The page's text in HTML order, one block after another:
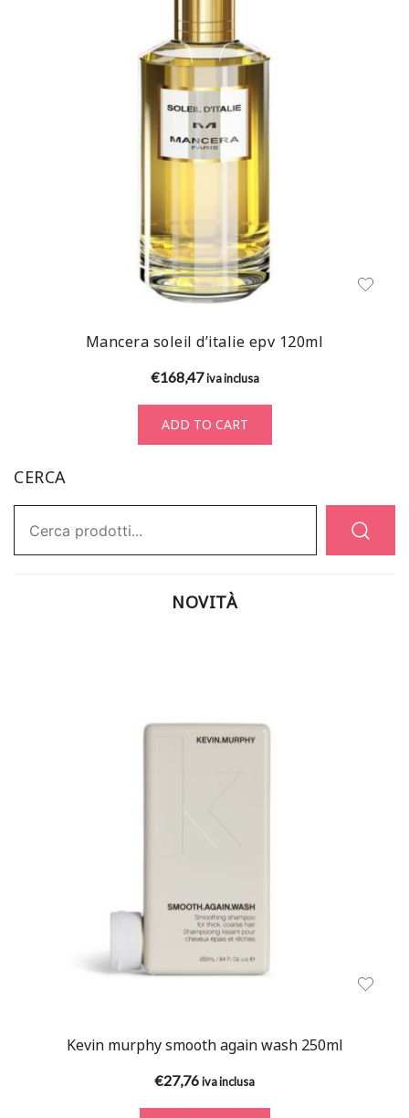
Mancera soleil d’italie epv 120ml
€168,47 iva inclusa
ADD TO CART
CERCA
NOVITÀ
Kevin murphy smooth again wash 250ml
€27,76iva inclusa